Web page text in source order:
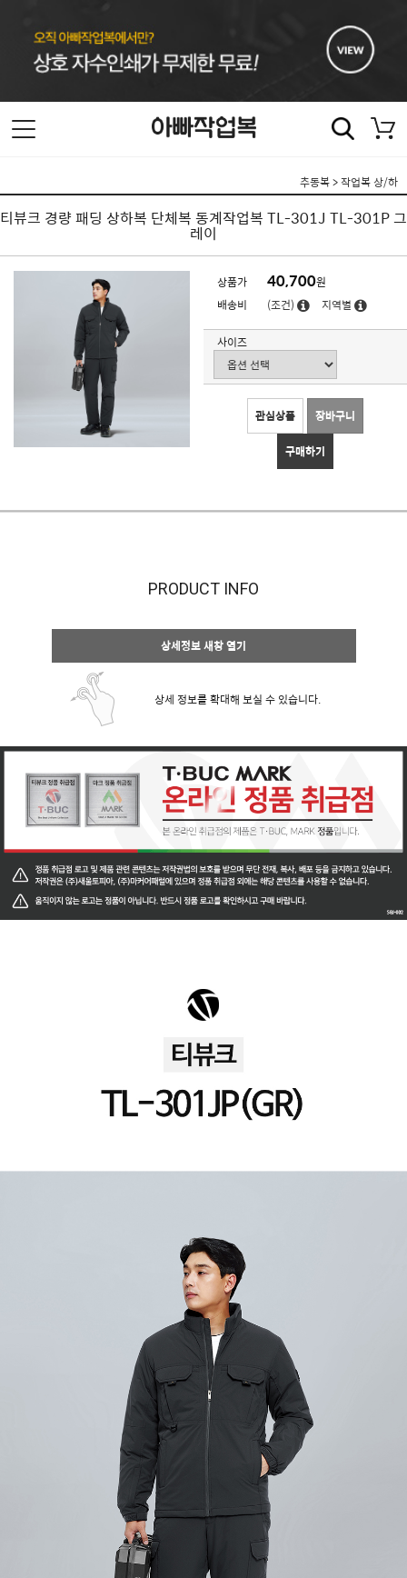
추동복>작업복 상/하
티뷰크 경량 패딩 상하복 단체복 동계작업복 TL-301J TL-301P 그
레이
상품가 40,700원
배송비
(조건) 지역별
사이즈
관심상품 장바구니
구매하기
PRODUCT INFO
상세정보 새창 열기
상세 정보를 확대해 보실 수 있습니다.